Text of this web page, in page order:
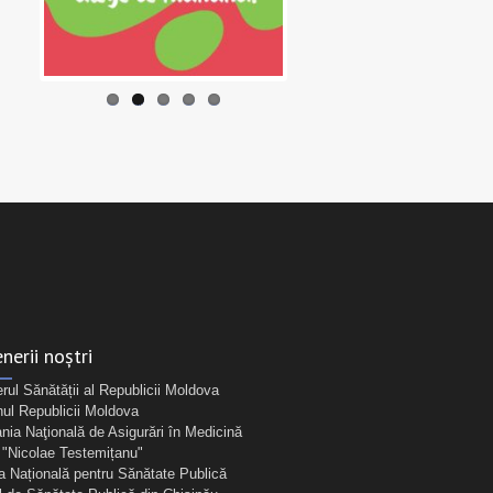
noștri
Sănătății al Republicii Moldova
Republicii Moldova
Naţională de Asigurări în Medicină
Testemițanu"
Națională pentru Sănătate Publică
de Sănătate Publică din Chișinău